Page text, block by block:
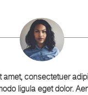
amet, consectetuer
ligula eget dolor.